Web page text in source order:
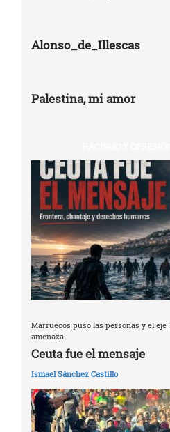
Alonso_de_Illescas
Palestina, mi amor
Marruecos puso las personas y el eje
amenaza
Ceuta fue el mensaje
Ismael Sánchez Castillo